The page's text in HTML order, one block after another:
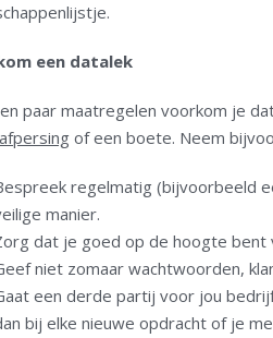
een datalek
paar maatregelen voorkom je
afpersing of een boete. Neem
regelmatig (bijvoorbeeld
manier.
dat je goed op de hoogte
niet zomaar wachtwoorden,
een derde partij voor jou
bij elke nieuwe opdracht of je